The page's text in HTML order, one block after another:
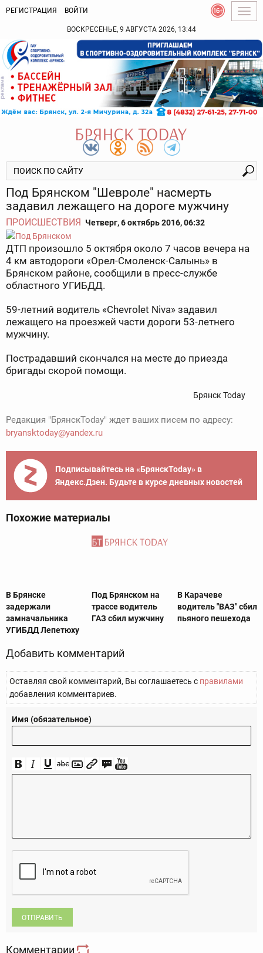
РЕГИСТРАЦИЯ ВОЙТИ
ВОСКРЕСЕНЬЕ, 9 АВГУСТА 2026, 13:44
Под Брянском "Шевроле" насмерть
задавил лежащего на дороге мужчину
ПРОИСШЕСТВИЯ Четверг, 6 октябрь 2016, 06:32
ДТП произошло 5 октября около 7 часов вечера на
4 км автодороги «Орел-Смоленск-Салынь» в
Брянском районе, сообщили в пресс-службе
областного УГИБДД.
59-летний водитель «Chevrolet Niva» задавил
лежащего на проезжей части дороги 53-летнего
мужчину.
Пострадавший скончался на месте до приезда
бригады скорой помощи.
Брянск Today
Редакция "БрянскToday" ждет ваших писем по адресу:
bryansktoday@yandex.ru
Подписывайтесь на «БрянскToday» в
Яндекс.Дзен. Будьте в курсе дневных новостей
Похожие материалы
В Брянске
задержали
замначальника
УГИБДД Лепетюху
Под Брянском на
трассе водитель
ГАЗ сбил мужчину
В Карачеве
водитель "ВАЗ" сбил
пьяного пешехода
Добавить комментарий
Оставляя свой комментарий, Вы соглашаетесь с правилами
добавления комментариев.
Имя (обязательное)
ОТПРАВИТЬ
Комментарии